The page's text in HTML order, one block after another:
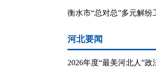
衡水市“总对总”多元解纷
河北要闻
2026年度“最美河北人”政